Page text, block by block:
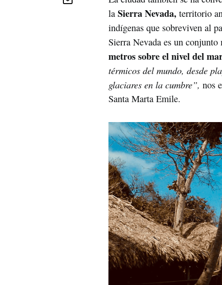
la Sierra Nevada, territorio
indígenas que sobreviven al
Sierra Nevada es un conjunto
metros sobre el nivel del
térmicos del mundo, desde
glaciares en la cumbre”, nos
Santa Marta Emile.